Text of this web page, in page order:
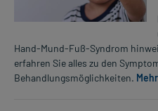
Hand-Mund-Fuß-Syndrom
erfahren Sie alles zu den
Behandlungsmöglichkeiten.